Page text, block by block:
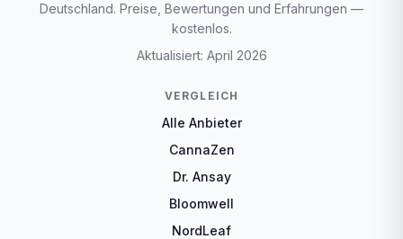
Deutschland. Preise, Bewertungen und Erfahrungen —
kostenlos.
Aktualisiert: April 2026
VERGLEICH
Alle Anbieter
CannaZen
Dr. Ansay
Bloomwell
NordLeaf